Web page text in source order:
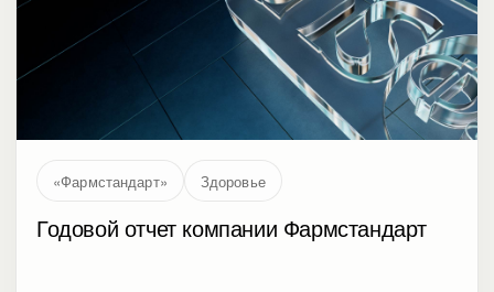
«Фармстандарт» Здоровье
Годовой отчет компании Фармстандарт